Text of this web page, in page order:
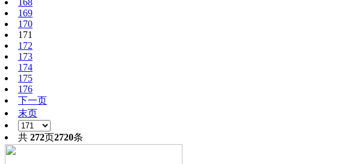
169
170
171
172
173
174
175
176
下一页
末页
共 272页2720条